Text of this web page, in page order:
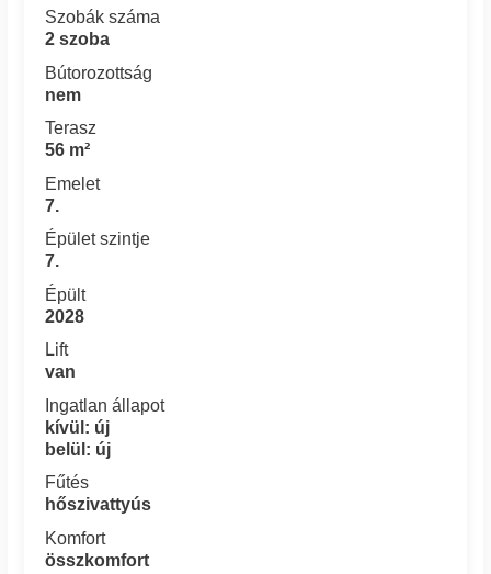
Szobák száma
2 szoba
Bútorozottság
nem
Terasz
56 m²
Emelet
7.
Épület szintje
7.
Épült
2028
Lift
van
Ingatlan állapot
kívül: új
belül: új
Fűtés
hőszivattyús
Komfort
összkomfort